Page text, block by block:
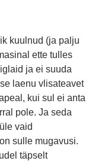
kuulnud (ja palju
ette tulles
ja ei suuda
laenu vlisateavet
kui sul ei anta
pole. Ja seda
vaid
sulle mugavusi.
täpselt